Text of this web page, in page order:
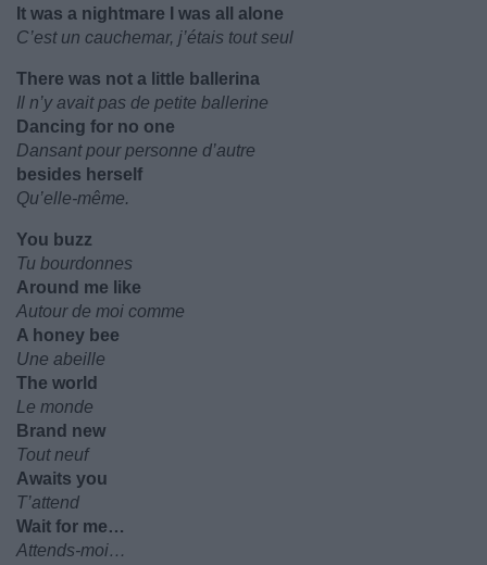
It was a nightmare I was all alone
C’est un cauchemar, j’étais tout seul
There was not a little ballerina
Il n’y avait pas de petite ballerine
Dancing for no one
Dansant pour personne d’autre
besides herself
Qu’elle-même.
You buzz
Tu bourdonnes
Around me like
Autour de moi comme
A honey bee
Une abeille
The world
Le monde
Brand new
Tout neuf
Awaits you
T’attend
Wait for me…
Attends-moi…